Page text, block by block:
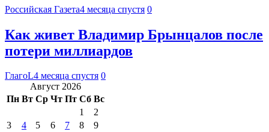
Российская Газета4 месяца спустя 0
Как живет Владимир Брынцалов после
потери миллиардов
ГлагоL4 месяца спустя 0
Август 2026
Пн Вт Ср Чт Пт Сб Вс
1
2
3
4 5 6 7 8
9